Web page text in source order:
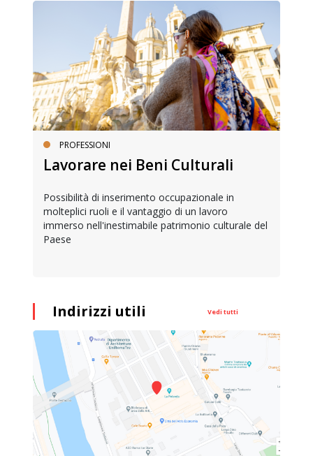
PROFESSIONI
Lavorare nei Beni Culturali
Possibilità di inserimento occupazionale in
molteplici ruoli e il vantaggio di un lavoro
immerso nell'inestimabile patrimonio culturale del
Paese
Indirizzi utili Vedi tutti